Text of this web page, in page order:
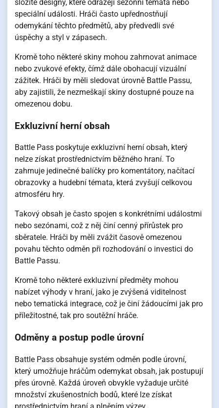
složité designy, které odrážejí sezónní témata nebo
speciální události. Hráči často upřednostňují
odemykání těchto předmětů, aby předvedli své
úspěchy a styl v zápasech.
Kromě toho některé skiny mohou zahrnovat animace
nebo zvukové efekty, čímž dále obohacují vizuální
zážitek. Hráči by měli sledovat úrovně Battle Passu,
aby zajistili, že nezmeškají skiny dostupné pouze na
omezenou dobu.
Exkluzivní herní obsah
Battle Pass poskytuje exkluzivní herní obsah, který
nelze získat prostřednictvím běžného hraní. To
zahrnuje jedinečné balíčky pro komentátory, načítací
obrazovky a hudební témata, která zvyšují celkovou
atmosféru hry.
Takový obsah je často spojen s konkrétními událostmi
nebo sezónami, což z něj činí cenný přírůstek pro
sběratele. Hráči by měli zvážit časově omezenou
povahu těchto odměn při rozhodování o investici do
Battle Passu.
Kromě toho některé exkluzivní předměty mohou
nabízet výhody v hraní, jako je zvýšená viditelnost
nebo tematická integrace, což je činí žádoucími jak pro
příležitostné, tak pro soutěžní hráče.
Odměny a postup podle úrovní
Battle Pass obsahuje systém odměn podle úrovní,
který umožňuje hráčům odemykat obsah, jak postupují
přes úrovně. Každá úroveň obvykle vyžaduje určité
množství zkušenostních bodů, které lze získat
prostřednictvím hraní a plněním výzev.